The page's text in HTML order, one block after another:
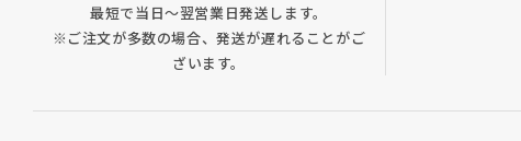
最短で当日～翌営業日発送します。
※ご注文が多数の場合、発送が遅れることがご
ざいます。